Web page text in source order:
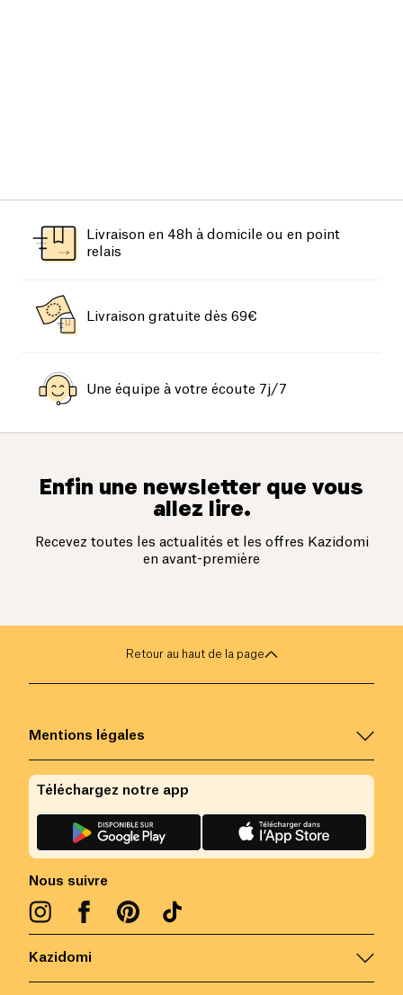
Livraison en 48h à domicile ou en point
relais
Livraison gratuite dès 69€
Une équipe à votre écoute 7j/7
Enfin une newsletter que vous
allez lire.
Recevez toutes les actualités et les offres Kazidomi
en avant-première
Retour au haut de la page
Kazidomi
Mentions légales
Nous suivre
Téléchargez notre app